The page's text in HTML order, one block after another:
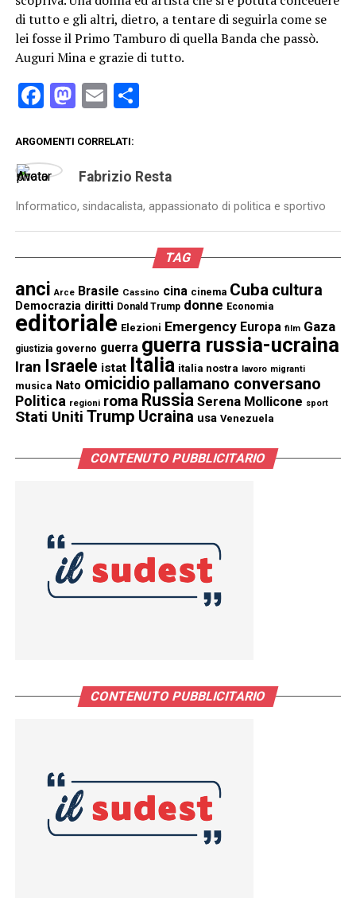
di tutto e gli altri, dietro, a tentare di seguirla come se
lei fosse il Primo Tamburo di quella Banda che passò.
Auguri Mina e grazie di tutto.
Facebook
Mastodon
EmailCondividi
ARGOMENTI CORRELATI:
Fabrizio Resta
Informatico, sindacalista, appassionato di politica e sportivo
TAG
anci Arce Brasile Cassino cina cinema Cuba cultura
Democrazia diritti Donald Trump donne Economia
editoriale Elezioni Emergency Europa film Gaza
giustizia governo guerra guerra russia-ucraina
Iran Israele istat Italia italia nostra lavoro migranti
musica Nato omicidio pallamano conversano
Politica regioni roma Russia Serena Mollicone sport
Stati Uniti Trump Ucraina usa Venezuela
CONTENUTO PUBBLICITARIO
CONTENUTO PUBBLICITARIO